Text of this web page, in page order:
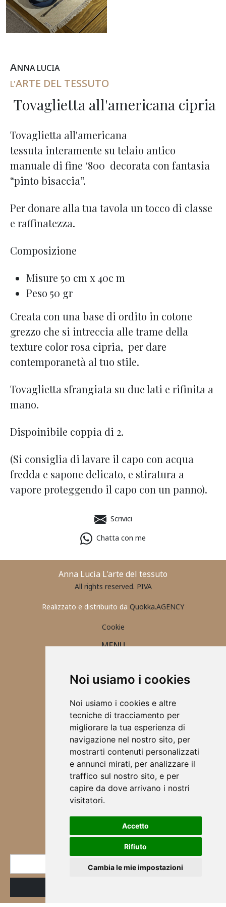
Noi usiamo i cookies
Noi usiamo i cookies e altre
tecniche di tracciamento per
migliorare la tua esperienza di
navigazione nel nostro sito, per
mostrarti contenuti personalizzati
e annunci mirati, per analizzare il
traffico sul nostro sito, e per
capire da dove arrivano i nostri
visitatori.
Accetto
Rifiuto
Cambia le mie impostazioni
ANNALUCIA
L'ARTE DEL TESSUTO
Tovaglietta all'americana cipria
Tovaglietta all'americana
tessuta interamente su telaio antico
manuale di fine ‘800 decorata con fantasia
“pinto bisaccia”.
Per donare alla tua tavola un tocco di classe
e raffinatezza.
Composizione
Misure 50 cm x 40c m
Peso 50 gr
Creata con una base di ordito in cotone
grezzo che si intreccia alle trame della
texture color rosa cipria, per dare
contemporanetà al tuo stile.
Tovaglietta sfrangiata su due lati e rifinita a
mano.
Dispoinibile coppia di 2.
(Si consiglia di lavare il capo con acqua
fredda e sapone delicato, e stiratura a
vapore proteggendo il capo con un panno).
Scrivici
Chatta con me
Anna Lucia L'arte del tessuto
All rights reserved. PIVA
Realizzato e distribuito da Quokka.AGENCY
Cookie
MENU
CONTATTI
ABBIGLIAMENTO 2025
TOVAGLIETTE ALL'AMERICANA
SCRUNCHIES
CHI SONO
DESIGN
BORSE
ABBIGLIAMENTO
SCALDA COLLO
SCIARPE
CORSI & WORKSHOP
NEWSLETTER
* E-mail
alla